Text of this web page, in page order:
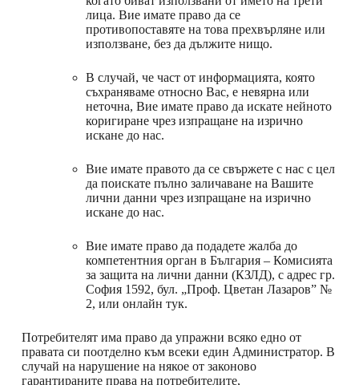
лица. Вие имате право да се
противопоставяте на това прехвърляне или
използване, без да дължите нищо.
В случай, че част от информацията, която
съхраняваме относно Вас, е невярна или
неточна, Вие имате право да искате нейното
коригиране чрез изпращане на изрично
искане до нас.
Вие имате правото да се свържете с нас с цел
да поискате пълно заличаване на Вашите
лични данни чрез изпращане на изрично
искане до нас.
Вие имате право да подадете жалба до
компетентния орган в България – Комисията
за защита на лични данни (КЗЛД), с адрес гр.
София 1592, бул. „Проф. Цветан Лазаров” №
2, или онлайн тук.
Потребителят има право да упражни всяко едно от
правата си поотделно към всеки един Администратор. В
случай на нарушение на някое от законово
гарантираните права на потребителите,